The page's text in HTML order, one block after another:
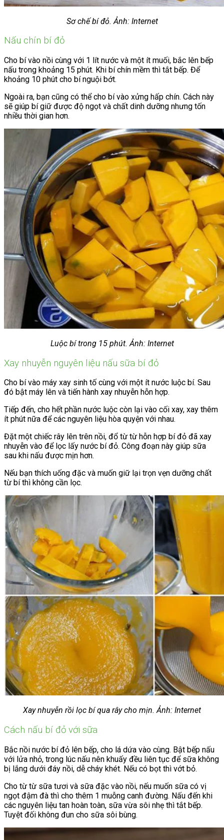
Sơ chế bí đỏ. Ảnh: Internet
Nấu chín bí đỏ
Cho bí vào nồi cùng với 1 lít nước và một ít muối, bắc lên bếp
nấu trong khoảng 15 phút. Khi bí chín mềm thì tắt bếp. Để
khoảng 10 phút cho bí nguội bớt.
Ngoài ra, bạn cũng có thể cho bí vào xửng hấp chín. Cách này
sẽ giúp bí giữ được độ ngọt và chất dinh dưỡng nhưng tốn
nhiều thời gian hơn.
Luộc bí trong 15 phút. Ảnh: Internet
Xay nhuyễn nguyên liệu nấu sữa bí đỏ
Cho bí vào máy xay sinh tố cùng với một ít nước luộc bí. Sau
đó bật máy lên và tiến hành xay nhuyễn hỗn hợp.
Tiếp đến, cho hết phần nước luộc còn lại vào cối xay, xay thêm
ít phút nữa để các nguyên liệu hòa quyện với nhau.
Đặt một chiếc rây lên trên nồi, đổ từ từ hỗn hợp bí đỏ đã xay
nhuyễn vào để lọc lấy nước bí đỏ. Công đoạn này giúp sữa
sau khi nấu được mịn hơn.
Nếu bạn thích uống đặc và muốn giữ lại trọn vẹn dưỡng chất
từ bí thì không cần lọc.
Xay nhuyễn rồi lọc bí qua rây cho mịn. Ảnh: Internet
Cách nấu bí đỏ với sữa
Bắc nồi nước bí đỏ lên bếp, cho lá dứa vào cùng. Bật bếp nấu
với lửa nhỏ, trong lúc nấu nên khuấy đều liên tục để sữa không
bị lắng dưới đáy nồi, dễ cháy khét. Nếu có bọt thì vớt bỏ.
Cho từ từ sữa tươi và sữa đặc vào nồi, nếu muốn sữa có vị
ngọt đậm đà thì cho thêm 1 muỗng canh đường. Nấu đến khi
các nguyên liệu tan hoàn toàn, sữa vừa sôi nhẹ thì tắt bếp.
Tuyệt đối không đun cho sữa sôi bùng.